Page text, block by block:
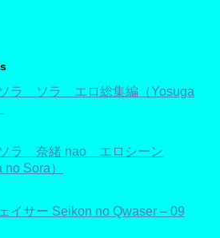
ラ ソラ エロ総集編（Yosuga
ソラ 奈緒 nao エロシーン
no Sora）
イサー Seikon no Qwaser – 09